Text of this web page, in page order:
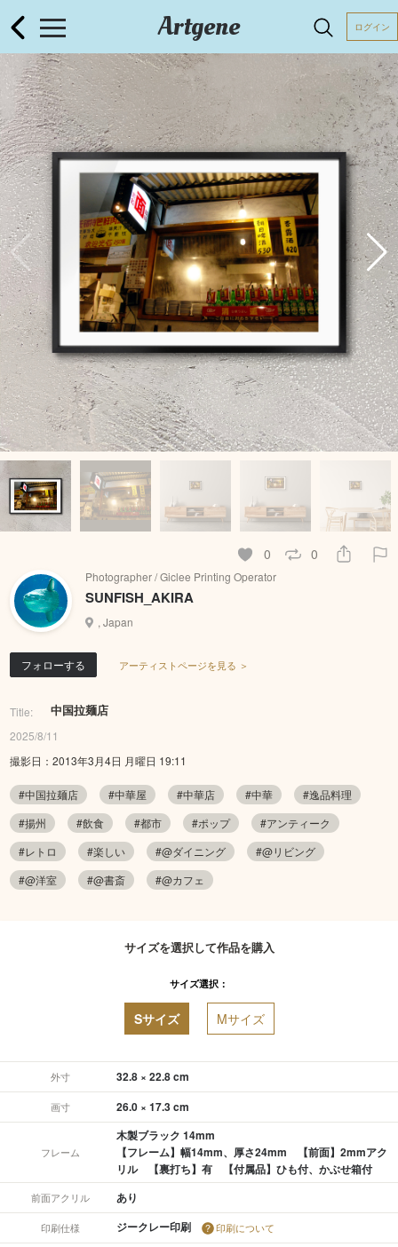
Artgene ログイン
0 0
Photographer / Giclee Printing Operator
SUNFISH_AKIRA
, Japan
フォローする アーティストページを見る ＞
Title: 中国拉麺店
2025/8/11
撮影日：2013年3月4日 月曜日 19:11
#中国拉麺店 #中華屋 #中華店 #中華
#逸品料理
#揚州
#飲食 #都市 #ポップ
#アンティーク
#レトロ
#楽しい #@ダイニング
#@リビング
#@洋室
#@書斎 #@カフェ
サイズを選択して作品を購入
サイズ選択：
Sサイズ Mサイズ
外寸 32.8 × 22.8 cm
画寸 26.0 × 17.3 cm
フレーム
木製ブラック 14mm
【フレーム】幅14mm、厚さ24mm 【前面】2mmアク
リル 【裏打ち】有 【付属品】ひも付、かぶせ箱付
前面アクリル あり
印刷仕様 ジークレー印刷 印刷について